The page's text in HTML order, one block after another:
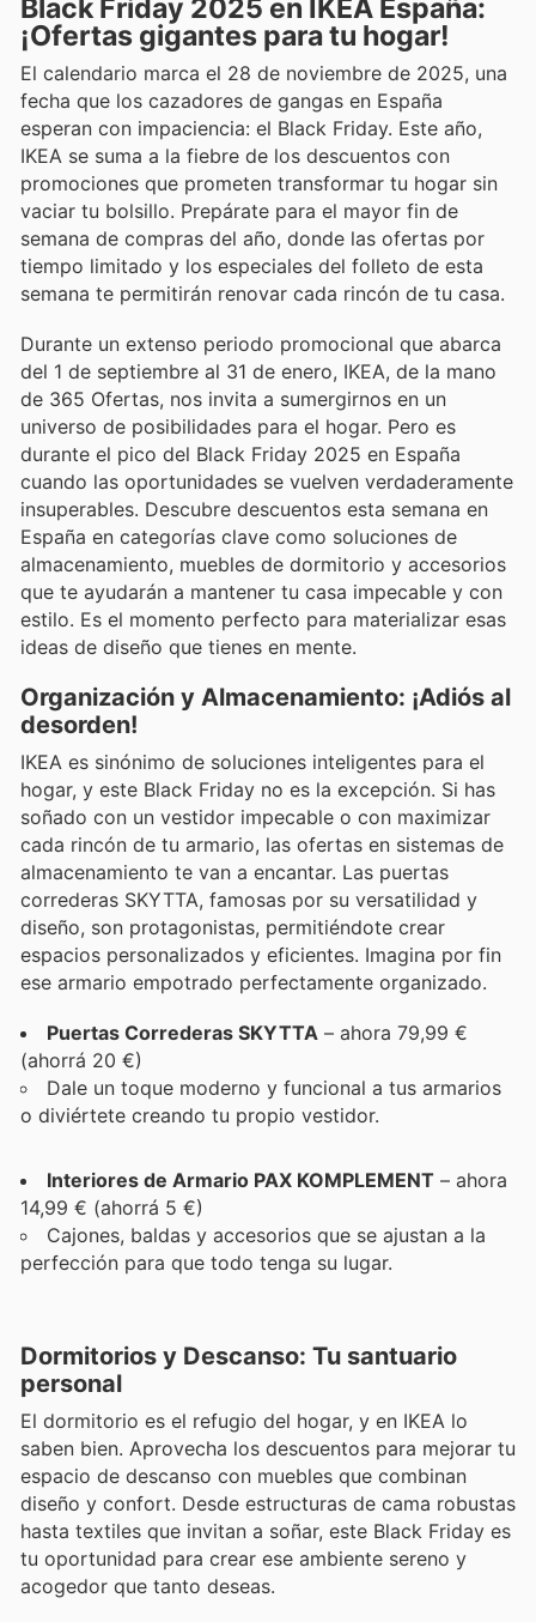
Black Friday 2025 en IKEA España:
¡Ofertas gigantes para tu hogar!
El calendario marca el 28 de noviembre de 2025, una
fecha que los cazadores de gangas en España
esperan con impaciencia: el Black Friday. Este año,
IKEA se suma a la fiebre de los descuentos con
promociones que prometen transformar tu hogar sin
vaciar tu bolsillo. Prepárate para el mayor fin de
semana de compras del año, donde las ofertas por
tiempo limitado y los especiales del folleto de esta
semana te permitirán renovar cada rincón de tu casa.
Durante un extenso periodo promocional que abarca
del 1 de septiembre al 31 de enero, IKEA, de la mano
de 365 Ofertas, nos invita a sumergirnos en un
universo de posibilidades para el hogar. Pero es
durante el pico del Black Friday 2025 en España
cuando las oportunidades se vuelven verdaderamente
insuperables. Descubre descuentos esta semana en
España en categorías clave como soluciones de
almacenamiento, muebles de dormitorio y accesorios
que te ayudarán a mantener tu casa impecable y con
estilo. Es el momento perfecto para materializar esas
ideas de diseño que tienes en mente.
Organización y Almacenamiento: ¡Adiós al
desorden!
IKEA es sinónimo de soluciones inteligentes para el
hogar, y este Black Friday no es la excepción. Si has
soñado con un vestidor impecable o con maximizar
cada rincón de tu armario, las ofertas en sistemas de
almacenamiento te van a encantar. Las puertas
correderas SKYTTA, famosas por su versatilidad y
diseño, son protagonistas, permitiéndote crear
espacios personalizados y eficientes. Imagina por fin
ese armario empotrado perfectamente organizado.
Puertas Correderas SKYTTA – ahora 79,99 €
(ahorrá 20 €)
Dale un toque moderno y funcional a tus armarios
o diviértete creando tu propio vestidor.
Interiores de Armario PAX KOMPLEMENT – ahora
14,99 € (ahorrá 5 €)
Cajones, baldas y accesorios que se ajustan a la
perfección para que todo tenga su lugar.
Dormitorios y Descanso: Tu santuario
personal
El dormitorio es el refugio del hogar, y en IKEA lo
saben bien. Aprovecha los descuentos para mejorar tu
espacio de descanso con muebles que combinan
diseño y confort. Desde estructuras de cama robustas
hasta textiles que invitan a soñar, este Black Friday es
tu oportunidad para crear ese ambiente sereno y
acogedor que tanto deseas.